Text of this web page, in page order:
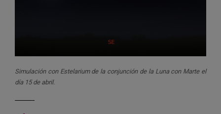
Simulación con Estelarium de la conjunción de la Luna con Marte el
día 15 de abril.